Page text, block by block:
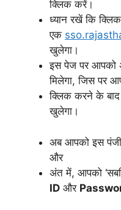
क्लिक करें।
ध्यान रखें कि
एक
खुलेगा।
इस पेज पर आपको
मिलेगा, जिस पर
क्लिक करने के
खुलेगा।
अब आपको इस
और
अंत में, आपको
ID और